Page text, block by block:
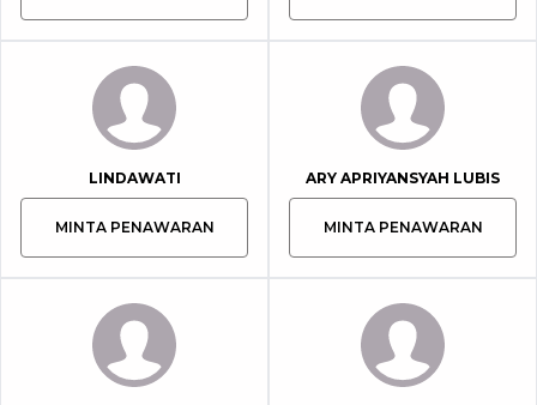
LINDAWATI
MINTA PENAWARAN
ARY APRIYANSYAH LUBIS
MINTA PENAWARAN